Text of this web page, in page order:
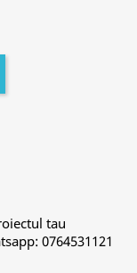
tau
0764531121